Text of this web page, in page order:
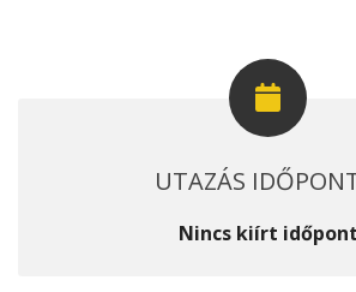
UTAZÁS
Nincs kiírt időpont